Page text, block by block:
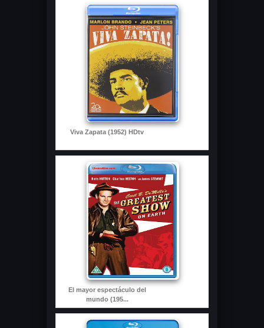
Viva Zapata (1952) HDtv
El mayor espectáculo del
mundo (195...